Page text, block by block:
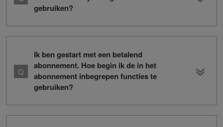
gebruiken?
Ik ben gestart met een betalend
abonnement. Hoe begin ik de in het
abonnement inbegrepen functies te
gebruiken?